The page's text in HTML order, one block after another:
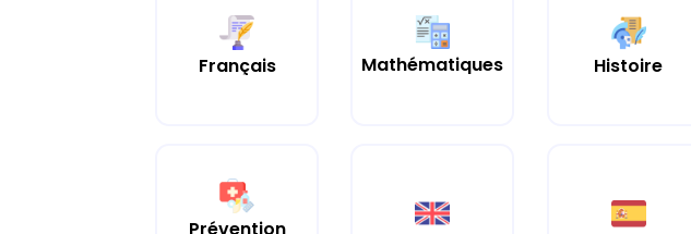
Français Mathématiques Histoire
Prévention